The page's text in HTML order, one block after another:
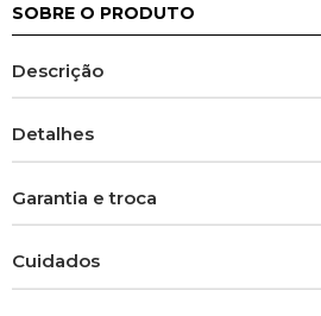
SOBRE O PRODUTO
Descrição
Detalhes
Garantia e troca
Cuidados